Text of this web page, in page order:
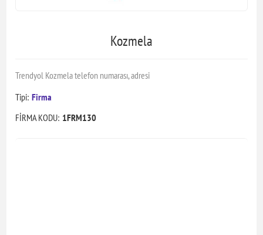
Kozmela
Trendyol Kozmela telefon numarası, adresi
Tipi: Firma
FİRMA KODU: 1FRM130